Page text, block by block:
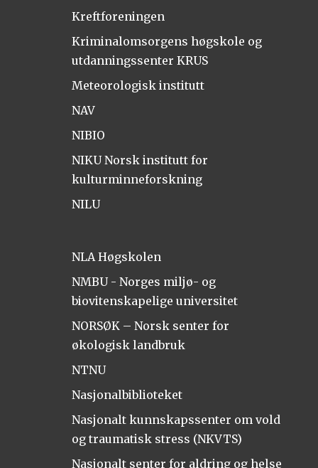
Kreftforeningen
Kriminalomsorgens høgskole og
utdanningssenter KRUS
Meteorologisk institutt
NAV
NIBIO
NIKU Norsk institutt for
kulturminneforskning
NILU
NLA Høgskolen
NMBU - Norges miljø- og
biovitenskapelige universitet
NORSØK – Norsk senter for
økologisk landbruk
NTNU
Nasjonalbiblioteket
Nasjonalt kunnskapssenter om vold
og traumatisk stress (NKVTS)
Nasjonalt senter for aldring og helse